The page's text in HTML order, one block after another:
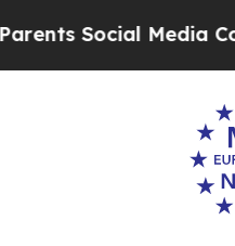
Media Controls